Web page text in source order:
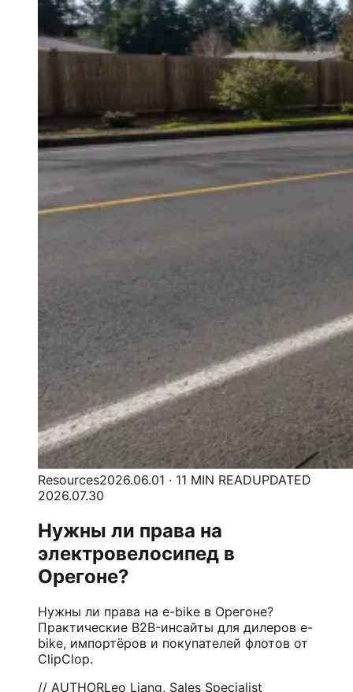
Resources2026.06.01 · 11 MIN READUPDATED
2026.07.30
Нужны ли права на
электровелосипед в
Орегоне?
Нужны ли права на e-bike в Орегоне?
Практические B2B-инсайты для дилеров e-
bike, импортёров и покупателей флотов от
ClipClop.
// AUTHORLeo Liang, Sales Specialist